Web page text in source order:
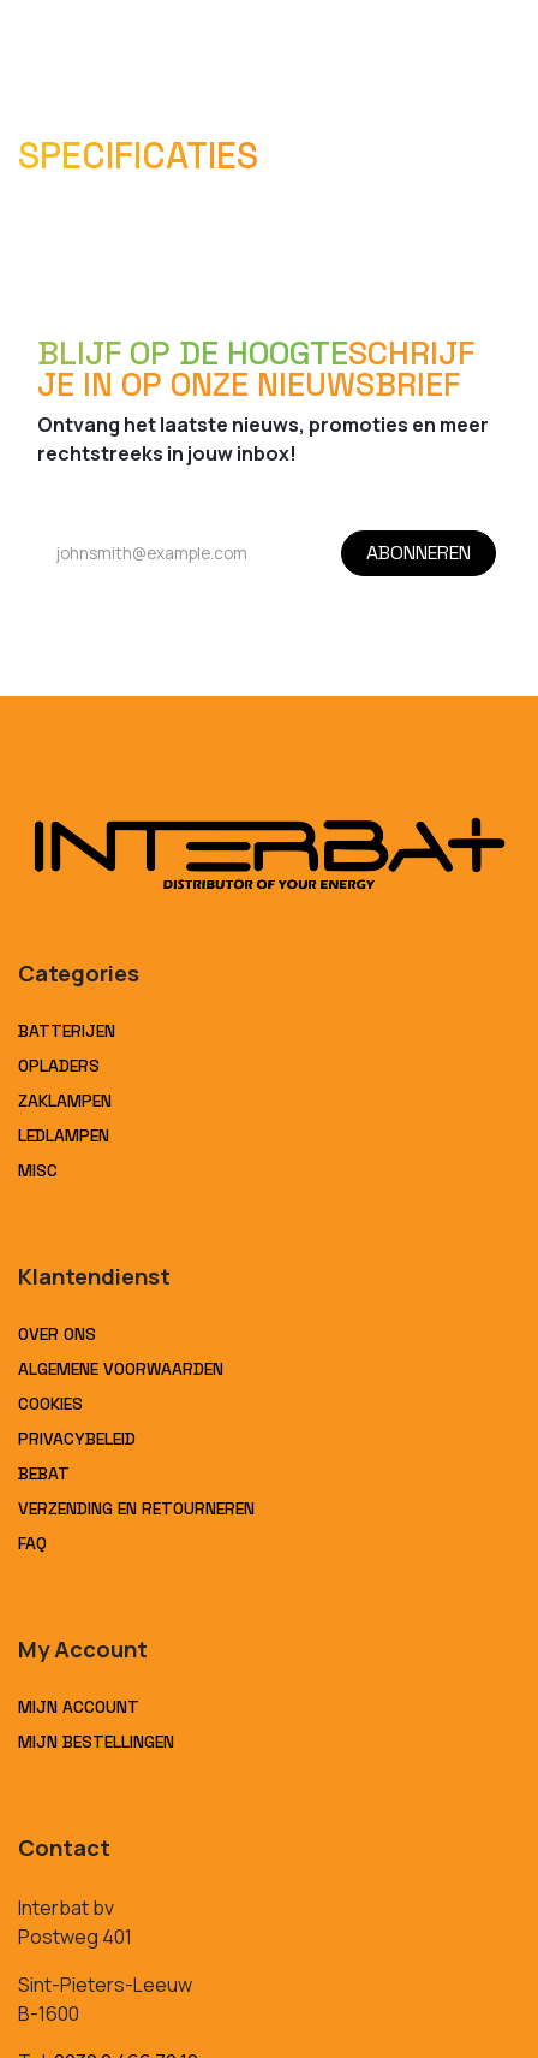
SPECIFICATIES
BLIJF OP DE HOOGTESCHRIJF
JE IN OP ONZE NIEUWSBRIEF
Ontvang het laatste nieuws, promoties en meer
rechtstreeks in jouw inbox!
ABONNEREN
Categories
BATTERIJEN
OPLADERS
ZAKLAMPEN
LEDLAMPEN
MISC
Klantendienst
OVER ONS
ALGEMENE VOORWAARDEN
COOKIES
PRIVACYBELEID
BEBAT
VERZENDING EN RETOURNEREN
FAQ
My Account
MIJN ACCOUNT
MIJN BESTELLINGEN
Contact
Interbat bv
Postweg 401
Sint-Pieters-Leeuw
B-1600